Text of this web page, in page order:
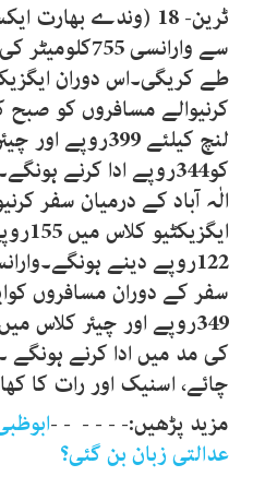
ٹرین- 18 (وندے
طے کریگی۔اس دوران
کرنیوالے مسافروں کو صبح
لنچ کیلئے 399روپے
کو344روپے ادا کرنے
الٰہ آباد کے درمیان سفر
122روپے دینے
سفر کے دوران مسافروں
کی مد میں ادا کرنے ہونگے
چائے، اسنیک اور رات کا
مزید پڑھیں:- - - - - -
عدالتی زبان بن گئی؟